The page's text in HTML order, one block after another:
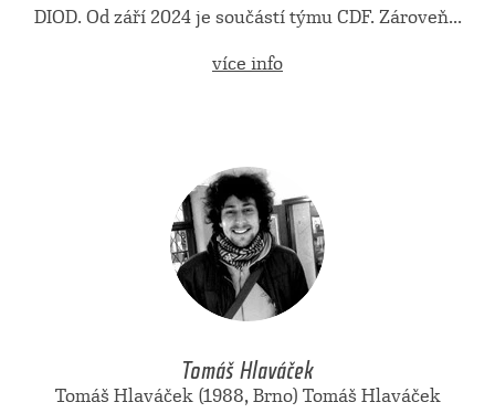
DIOD. Od září 2024 je součástí týmu CDF. Zároveň...
více info
Tomáš Hlaváček
Tomáš Hlaváček (1988, Brno) Tomáš Hlaváček